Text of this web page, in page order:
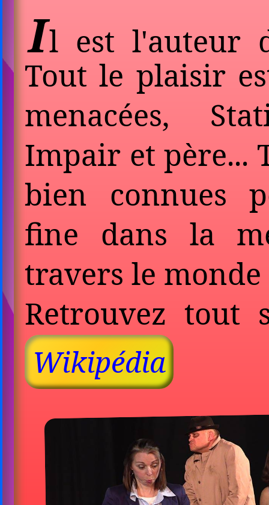
Il est l'auteur
Tout le plaisir
menacées,
Impair et père...
bien connues
fine dans la
travers le
Retrouvez
Wikipédia